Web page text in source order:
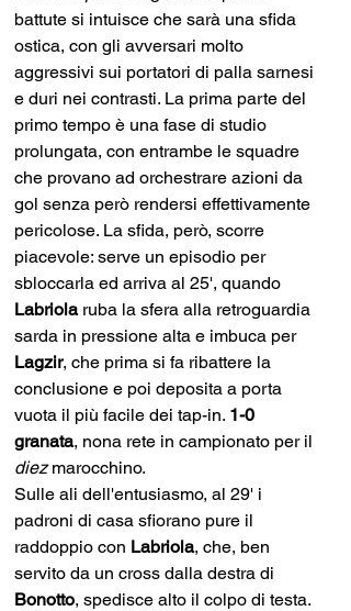
battute si intuisce che sarà una sfida
ostica, con gli avversari molto
aggressivi sui portatori di palla sarnesi
e duri nei contrasti. La prima parte del
primo tempo è una fase di studio
prolungata, con entrambe le squadre
che provano ad orchestrare azioni da
gol senza però rendersi effettivamente
pericolose. La sfida, però, scorre
piacevole: serve un episodio per
sbloccarla ed arriva al 25', quando
Labriola ruba la sfera alla retroguardia
sarda in pressione alta e imbuca per
Lagzir, che prima si fa ribattere la
conclusione e poi deposita a porta
vuota il più facile dei tap-in. 1-0
granata, nona rete in campionato per il
diez marocchino.
Sulle ali dell'entusiasmo, al 29' i
padroni di casa sfiorano pure il
raddoppio con Labriola, che, ben
servito da un cross dalla destra di
Bonotto, spedisce alto il colpo di testa.